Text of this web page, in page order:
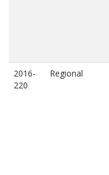
2016-
220
Regional